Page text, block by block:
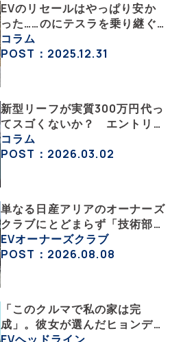
EVのリセールはやっぱり安か
った……のにテスラを乗り継ぐ
ってどういうこと？ 【テスラ
沼にはまった大学教授のEV生
コラム
POST：2025.12.31
新型リーフが実質300万円代っ
てスゴくないか？ エントリー
グレード「B5」の中身を詳細
チェックした
コラム
POST：2026.03.02
単なる日産アリアのオーナーズ
クラブにとどまらず「技術部」
「バイク部」「釣り部」など多
彩な趣味人集合体がAOCJ【
EVオーナーズクラブ
POST：2026.08.08
「このクルマで私の家は完
成」。彼女が選んだヒョンデ